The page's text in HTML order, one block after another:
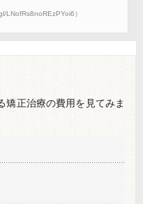
LNofRs8noREzPYoi6）
矯正治療の費用を見てみま